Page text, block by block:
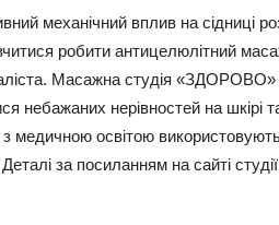
механічний вплив на сідниці
робити антицелюлітний
Масажна студія «ЗДОРОВО»
небажаних нерівностей на шкірі
з медичною освітою
за посиланням на сайті студії